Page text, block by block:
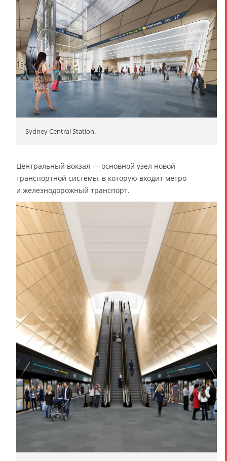
Sydney Central Station.
Центральный вокзал — основной узел новой
транспортной системы, в которую входит метро
и железнодорожный транспорт.